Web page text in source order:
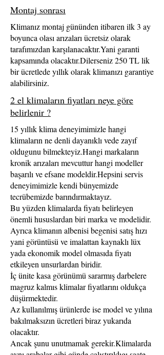
Montaj sonrası
Klimanız montaj gününden itibaren ilk 3 ay
boyunca olası arızaları ücretsiz olarak
tarafımızdan karşılanacaktır.Yani garanti
kapsamında olacaktır.Dilerseniz 250 TL lik
bir ücretlede yıllık olarak klimanızı garantiye
alabilirsiniz.
2 el klimaların fiyatları neye göre
belirlenir ?
15 yıllık klima deneyimimizle hangi
klimaların ne denli dayanıklı vede zayıf
oldugunu bilmekteyiz.Hangi markaların
kronik arızaları mevcuttur hangi modeller
başarılı ve efsane modeldir.Hepsini servis
deneyimimizle kendi bünyemizde
tecrübemizde barındırmaktayız.
Bu yüzden klimalarda fiyatı belirleyen
önemli hususlardan biri marka ve modelidir.
Ayrıca klimanın albenisi begenisi satış hızı
yani görüntüsü ve imalattan kaynaklı lüx
yada ekonomik model olmasıda fiyatı
etkileyen unsurlardan biridir.
İç ünite kasa görünümü sararmış darbelere
magruz kalmıs klimalar fiyatlarını oldukça
düşürmektedir.
Az kullanılmış ürünlerde ise model ve yılına
bakılmaksızın ücretleri biraz yukarıda
olacaktır.
Ancak şunu unutmamak gerekir.Klimalarda